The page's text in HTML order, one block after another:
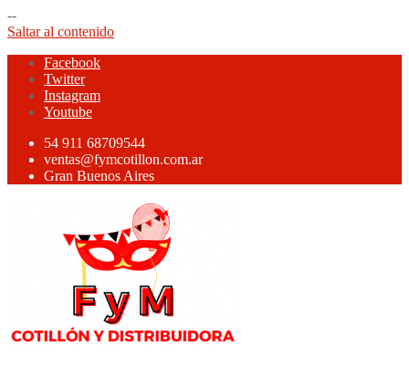
--
Saltar al contenido
Facebook
Twitter
Instagram
Youtube
54 911 68709544
ventas@fymcotillon.com.ar
Gran Buenos Aires